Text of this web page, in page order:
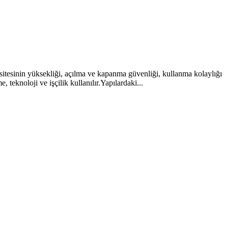
yüksekliği, açılma ve kapanma güvenliği, kullanma kolaylığı
teknoloji ve işçilik kullanılır.Yapılardaki...